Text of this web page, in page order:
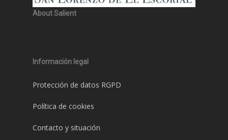
About Salient
Información legal
Protección de datos RGPD
Política de cookies
Contacto y situación